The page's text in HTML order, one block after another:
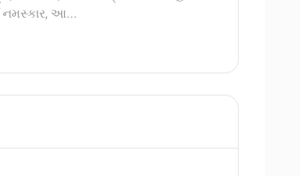
નમસ્કાર, આ...